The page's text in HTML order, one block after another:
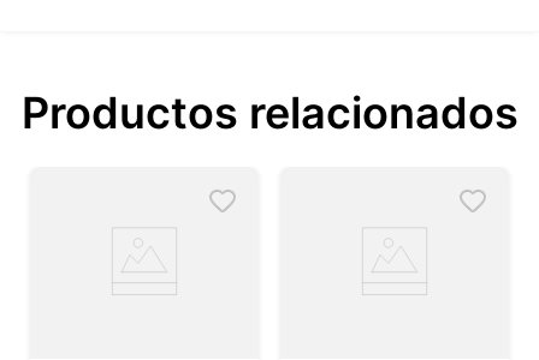
Productos relacionados